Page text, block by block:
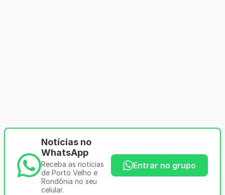
Notícias no
WhatsApp
Receba as notícias
de Porto Velho e
Rondônia no seu
celular.
Entrar no grupo